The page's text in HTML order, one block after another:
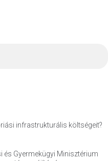
infrastrukturális költségeit?
és Gyermekügyi Minisztérium